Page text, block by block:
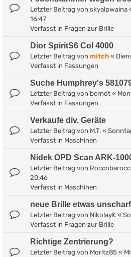
Letzter Beitrag von skyalpwaina
16:47
Verfasst in Fragen zur Brille
Dior SpiritS6 Col 4000
Letzter Beitrag von mitch «
Verfasst in Fassungen
Suche Humphrey's
Letzter Beitrag von berndt «
Verfasst in Fassungen
Verkaufe div. Geräte
Letzter Beitrag von M.T. «
Verfasst in Maschinen
Nidek OPD Scan ARK-
Letzter Beitrag von
20:46
Verfasst in Maschinen
neue Brille etwas
Letzter Beitrag von NikolayK «
Verfasst in Fragen zur Brille
Richtige Zentrierung?
Letzter Beitrag von Moritz85 «